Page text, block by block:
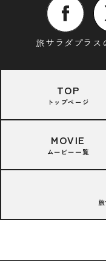
旅サラダプラス
TOP
トップページ
MOVIE
ムービー一覧